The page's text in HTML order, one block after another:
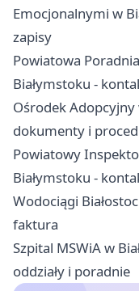
Emocjonalnymi w
zapisy
Powiatowa
Białymstoku -
Ośrodek
dokumenty i
Powiatowy
Białymstoku -
Wodociągi
faktura
Szpital MSWiA w
oddziały i poradnie